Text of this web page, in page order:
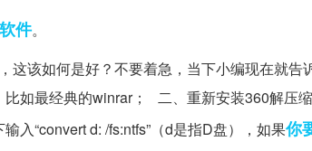
件。
这该如何是好？不要着急，当下小编现在就
如最经典的winrar； 二、重新安装360解压缩
入“convert d: /fs:ntfs”（d是指D盘），如果你